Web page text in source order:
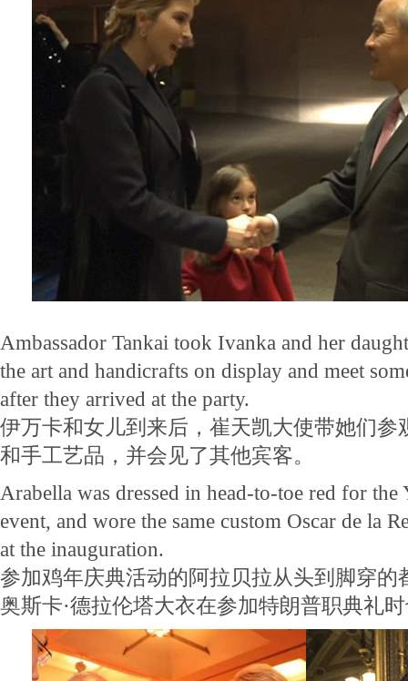
Ambassador Tankai took Ivanka and her
the art and handicrafts on display and meet
after they arrived at the party.
伊万卡和女儿到来后，崔天凯大使带她们参
和手工艺品，并会见了其他宾客。
Arabella was dressed in head-to-toe red for the
event, and wore the same custom Oscar de la
at the inauguration.
参加鸡年庆典活动的阿拉贝拉从头到脚穿的
奥斯卡·德拉伦塔大衣在参加特朗普职典礼